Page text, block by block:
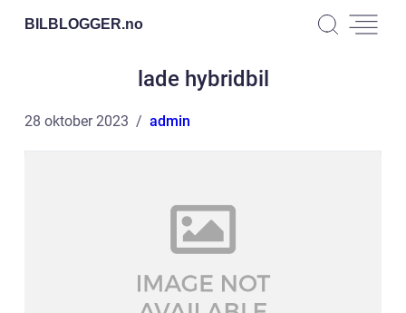
BILBLOGGER.no
lade hybridbil
28 oktober 2023 admin